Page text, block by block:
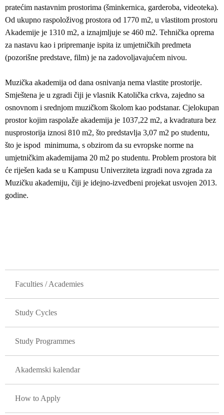
pratećim nastavnim prostorima (šminkernica, garderoba, videoteka).
Od ukupno raspoloživog prostora od 1770 m2, u vlastitom prostoru
Akademije je 1310 m2, a iznajmljuje se 460 m2. Tehnička oprema
za nastavu kao i pripremanje ispita iz umjetničkih predmeta
(pozorišne predstave, film) je na zadovoljavajućem nivou.
Muzička akademija od dana osnivanja nema vlastite prostorije.
Smještena je u zgradi čiji je vlasnik Katolička crkva, zajedno sa
osnovnom i srednjom muzičkom školom kao podstanar. Cjelokupan
prostor kojim raspolaže akademija je 1037,22 m2, a kvadratura bez
nusprostorija iznosi 810 m2, što predstavlja 3,07 m2 po studentu,
što je ispod minimuma, s obzirom da su evropske norme na
umjetničkim akademijama 20 m2 po studentu. Problem prostora bit
će riješen kada se u Kampusu Univerziteta izgradi nova zgrada za
Muzičku akademiju, čiji je idejno-izvedbeni projekat usvojen 2013.
godine.
Faculties / Academies
Study Cycles
Study Programmes
Akademski kalendar
How to Apply